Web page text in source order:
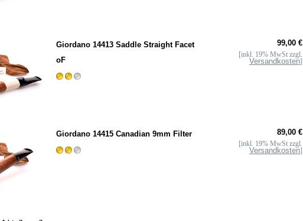
Giordano 14413 Saddle Straight Facet
oF
99,00 €
[inkl. 19% MwSt zzgl.
Versandkosten]
Giordano 14415 Canadian 9mm Filter 89,00 €
[inkl. 19% MwSt zzgl.
Versandkosten]